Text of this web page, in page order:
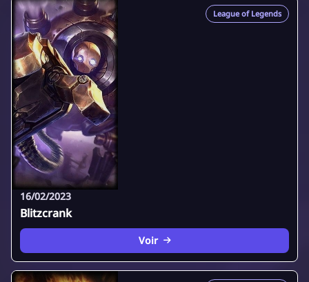
League of Legends
16/02/2023
Blitzcrank
Voir